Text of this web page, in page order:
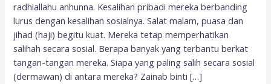
radhiallahu anhunna. Kesalihan pribadi mereka berbanding
lurus dengan kesalihan sosialnya. Salat malam, puasa dan
jihad (haji) begitu kuat. Mereka tetap memperhatikan
salihah secara sosial. Berapa banyak yang terbantu berkat
tangan-tangan mereka. Siapa yang paling salih secara sosial
(dermawan) di antara mereka? Zainab binti […]